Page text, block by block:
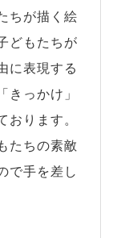
ちが描く絵
どもたちが
に表現する
っかけ」
ります。
たちの素敵
で手を差し